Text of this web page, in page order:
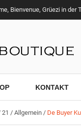
Bienvenue, Grüezi in der
KONTAKT
21 / Allgemein / De Buyer